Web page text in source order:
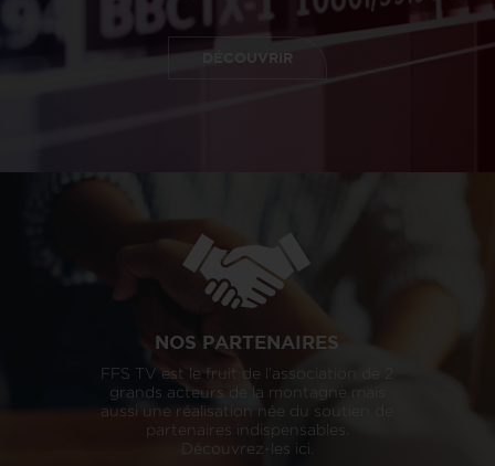
DÉCOUVRIR
NOS PARTENAIRES
FFS TV est le fruit de l’association de 2
grands acteurs de la montagne mais
aussi une réalisation née du soutien de
partenaires indispensables.
Découvrez-les ici.